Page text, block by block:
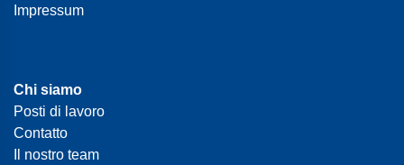
Impressum
Chi siamo
Posti di lavoro
Contatto
Il nostro team